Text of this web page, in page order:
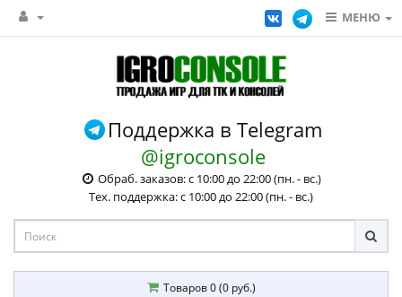
МЕНЮ
Поддержка в Telegram
@igroconsole
Обраб. заказов: с 10:00 до 22:00 (пн. - вс.)
Тех. поддержка: с 10:00 до 22:00 (пн. - вс.)
Товаров 0 (0 руб.)